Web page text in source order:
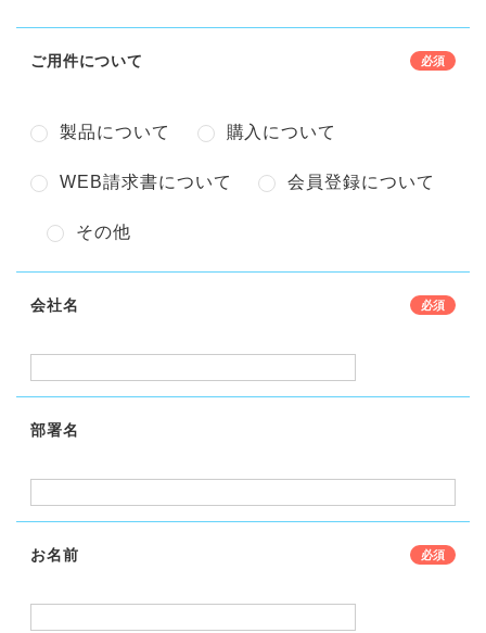
ご用件について
製品について 購入について
WEB請求書について 会員登録について
その他
会社名
部署名
お名前